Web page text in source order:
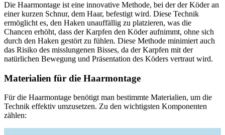
Die Haarmontage ist eine innovative Methode, bei der der Köder an
einer kurzen Schnur, dem Haar, befestigt wird. Diese Technik
ermöglicht es, den Haken unauffällig zu platzieren, was die
Chancen erhöht, dass der Karpfen den Köder aufnimmt, ohne sich
durch den Haken gestört zu fühlen. Diese Methode minimiert auch
das Risiko des misslungenen Bisses, da der Karpfen mit der
natürlichen Bewegung und Präsentation des Köders vertraut wird.
Materialien für die Haarmontage
Für die Haarmontage benötigt man bestimmte Materialien, um die
Technik effektiv umzusetzen. Zu den wichtigsten Komponenten
zählen: